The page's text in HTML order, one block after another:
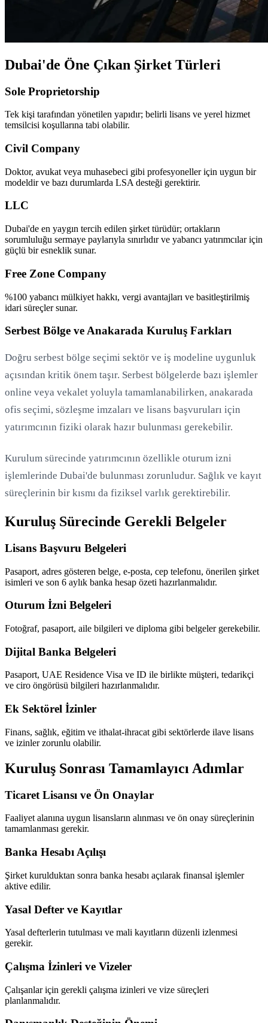
Dubai'de Öne Çıkan Şirket Türleri
Sole Proprietorship
Tek kişi tarafından yönetilen yapıdır; belirli lisans ve yerel hizmet
temsilcisi koşullarına tabi olabilir.
Civil Company
Doktor, avukat veya muhasebeci gibi profesyoneller için uygun bir
modeldir ve bazı durumlarda LSA desteği gerektirir.
LLC
Dubai'de en yaygın tercih edilen şirket türüdür; ortakların
sorumluluğu sermaye paylarıyla sınırlıdır ve yabancı yatırımcılar için
güçlü bir esneklik sunar.
Free Zone Company
%100 yabancı mülkiyet hakkı, vergi avantajları ve basitleştirilmiş
idari süreçler sunar.
Serbest Bölge ve Anakarada Kuruluş Farkları
Doğru serbest bölge seçimi sektör ve iş modeline uygunluk
açısından kritik önem taşır. Serbest bölgelerde bazı işlemler
online veya vekalet yoluyla tamamlanabilirken, anakarada
ofis seçimi, sözleşme imzaları ve lisans başvuruları için
yatırımcının fiziki olarak hazır bulunması gerekebilir.
Kurulum sürecinde yatırımcının özellikle oturum izni
işlemlerinde Dubai'de bulunması zorunludur. Sağlık ve kayıt
süreçlerinin bir kısmı da fiziksel varlık gerektirebilir.
Kuruluş Sürecinde Gerekli Belgeler
Lisans Başvuru Belgeleri
Pasaport, adres gösteren belge, e-posta, cep telefonu, önerilen şirket
isimleri ve son 6 aylık banka hesap özeti hazırlanmalıdır.
Oturum İzni Belgeleri
Fotoğraf, pasaport, aile bilgileri ve diploma gibi belgeler gerekebilir.
Dijital Banka Belgeleri
Pasaport, UAE Residence Visa ve ID ile birlikte müşteri, tedarikçi
ve ciro öngörüsü bilgileri hazırlanmalıdır.
Ek Sektörel İzinler
Finans, sağlık, eğitim ve ithalat-ihracat gibi sektörlerde ilave lisans
ve izinler zorunlu olabilir.
Kuruluş Sonrası Tamamlayıcı Adımlar
Ticaret Lisansı ve Ön Onaylar
Faaliyet alanına uygun lisansların alınması ve ön onay süreçlerinin
tamamlanması gerekir.
Banka Hesabı Açılışı
Şirket kurulduktan sonra banka hesabı açılarak finansal işlemler
aktive edilir.
Yasal Defter ve Kayıtlar
Yasal defterlerin tutulması ve mali kayıtların düzenli izlenmesi
gerekir.
Çalışma İzinleri ve Vizeler
Çalışanlar için gerekli çalışma izinleri ve vize süreçleri
planlanmalıdır.